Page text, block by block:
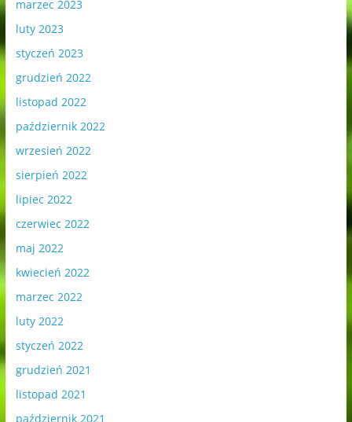
marzec 2023
luty 2023
styczeń 2023
grudzień 2022
listopad 2022
październik 2022
wrzesień 2022
sierpień 2022
lipiec 2022
czerwiec 2022
maj 2022
kwiecień 2022
marzec 2022
luty 2022
styczeń 2022
grudzień 2021
listopad 2021
październik 2021